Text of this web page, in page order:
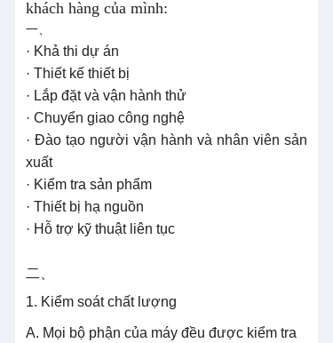
khách hàng của mình:
一、
· Khả thi dự án
· Thiết kế thiết bị
· Lắp đặt và vận hành thử
· Chuyển giao công nghệ
· Đào tạo người vận hành và nhân viên sản
xuất
· Kiểm tra sản phẩm
· Thiết bị hạ nguồn
· Hỗ trợ kỹ thuật liên tục
二、
1. Kiểm soát chất lượng
A. Mọi bộ phận của máy đều được kiểm tra